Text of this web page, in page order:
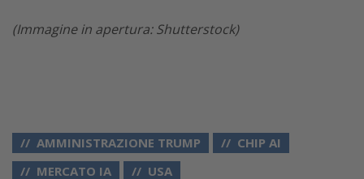
(Immagine in apertura: Shutterstock)
AMMINISTRAZIONE TRUMP
CHIP AI
MERCATO IA
USA